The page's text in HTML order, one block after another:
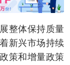
体保持质量
新兴市场持续
策和增量政策